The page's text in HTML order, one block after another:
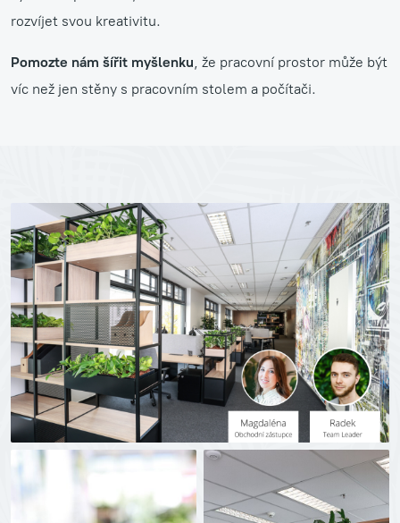
rozvíjet svou kreativitu.
Pomozte nám šířit myšlenku , že pracovní prostor může být
víc než jen stěny s pracovním stolem a počítači.